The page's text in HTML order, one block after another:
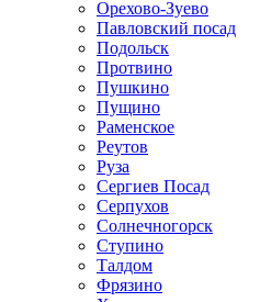
Орехово-Зуево
Павловский посад
Подольск
Протвино
Пушкино
Пущино
Раменское
Реутов
Руза
Сергиев Посад
Серпухов
Солнечногорск
Ступино
Талдом
Фрязино